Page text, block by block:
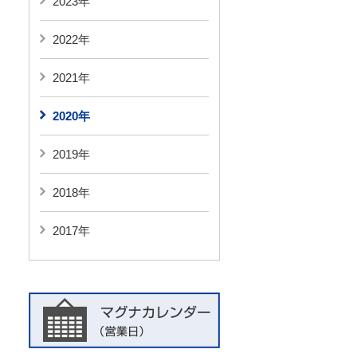
2022年
2021年
2020年
2019年
2018年
2017年